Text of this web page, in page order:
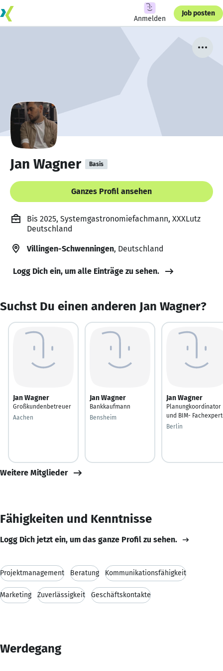
Anmelden
Job posten
Jan Wagner Basis
Ganzes Profil ansehen
Bis 2025, Systemgastronomiefachmann, XXXLutz
Deutschland
Villingen-Schwenningen, Deutschland
Logg Dich ein, um alle Einträge zu sehen.
Suchst Du einen anderen Jan Wagner?
Jan Wagner
Großkundenbetreuer
Aachen
Jan Wagner
Bankkaufmann
Bensheim
Jan Wagner
Planungkoordinator
und BIM-
Berlin
Weitere Mitglieder
Fähigkeiten und Kenntnisse
Logg Dich jetzt ein, um das ganze Profil zu sehen.
Projektmanagement Beratung Kommunikationsfähigkeit
Marketing Zuverlässigkeit Geschäftskontakte
Werdegang